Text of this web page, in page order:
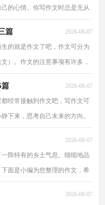
的心情。你写作文时总是无从
篇 2026-08-07
的就是作文了吧，作文可分为
）。作文的注意事项有许多，
篇 2026-08-07
经常接触到作文吧，写作文可
下来，思考自己未来的方向。
2026-08-07
阵特有的乡土气息。细细地品
面是小编为您整理的作文，希
2026-08-07